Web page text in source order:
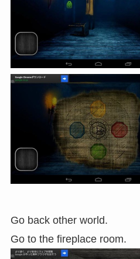
Go back other world.
Go to the fireplace room.